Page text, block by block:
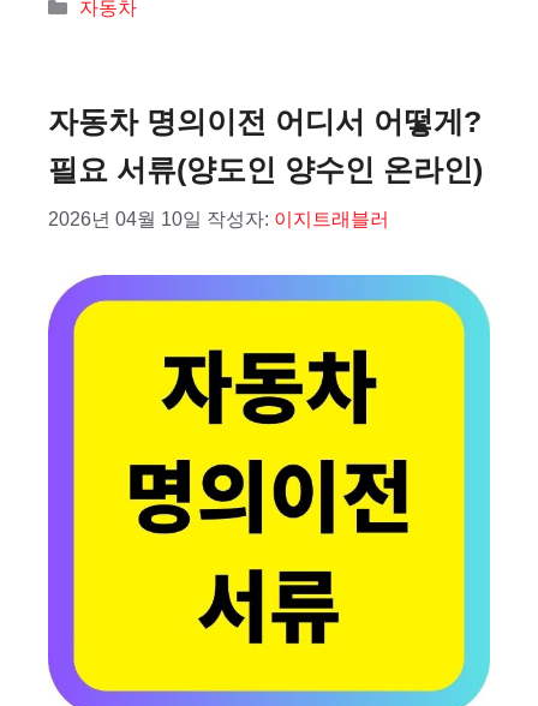
카
자동차
자동차 명의이전 어디서 어떻게?
필요 서류(양도인 양수인 온라인)
2026년 04월 10일 작성자: 이지트래블러